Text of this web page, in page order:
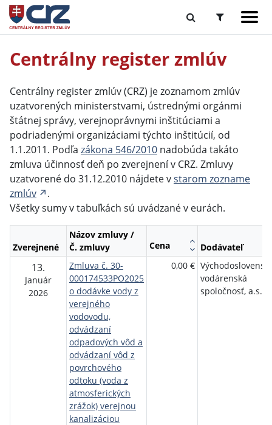
Centrálny register zmlúv
Centrálny register zmlúv (CRZ) je zoznamom zmlúv
uzatvorených ministerstvami, ústrednými orgánmi
štátnej správy, verejnoprávnymi inštitúciami a
podriadenými organizáciami týchto inštitúcií, od
1.1.2011. Podľa zákona 546/2010 nadobúda takáto
zmluva účinnosť deň po zverejnení v CRZ. Zmluvy
uzatvorené do 31.12.2010 nájdete vstarom zozname
zmlúv
.
Všetky sumy v tabuľkách sú uvádzané v eurách.
Zverejnené
Názov zmluvy /
Č. zmluvy
Cena Dodávateľ
13.
Január
2026
Zmluva č. 30-
000174533PO2025
o dodávke vody z
verejného
vodovodu,
odvádzaní
odpadových vôd a
odvádzaní vôd z
povrchového
odtoku (voda z
atmosferických
zrážok) verejnou
kanalizáciou
0,00 €
vodárenská
spoločnosť, a.s.